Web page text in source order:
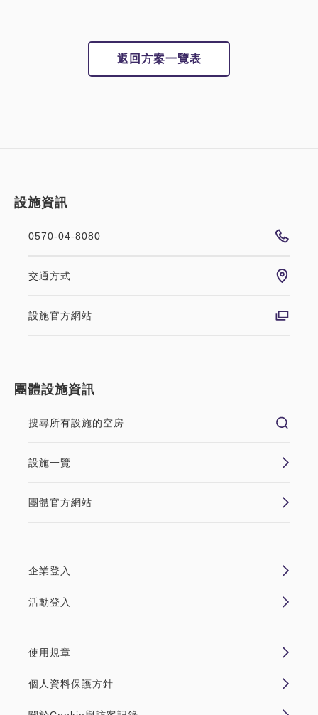
返回方案一覽表
設施資訊
0570-04-8080
交通方式
設施官方網站
團體設施資訊
搜尋所有設施的空房
設施一覽
團體官方網站
企業登入
活動登入
使用規章
個人資料保護方針